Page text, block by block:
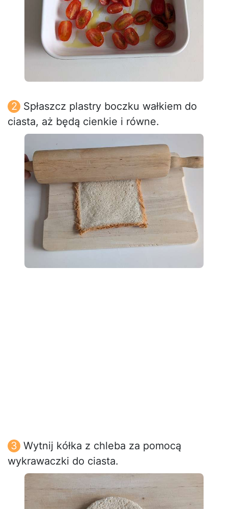
Spłaszcz plastry boczku wałkiem do
ciasta, aż będą cienkie i równe.
Wytnij kółka z chleba za pomocą
wykrawaczki do ciasta.